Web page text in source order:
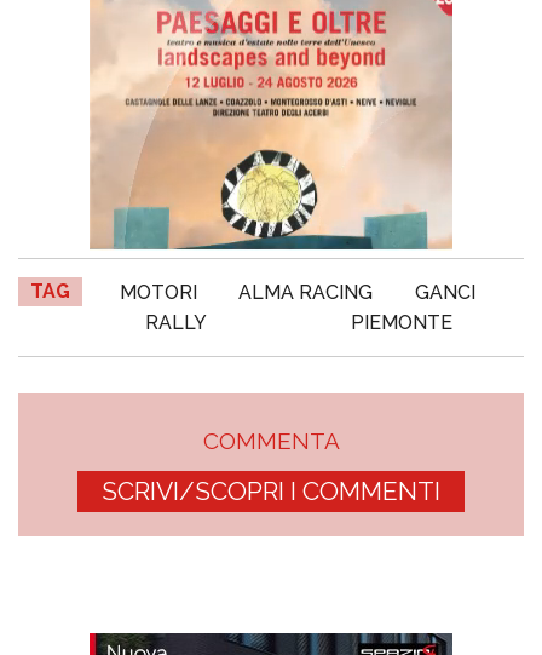
TAG MOTORI ALMA RACING
GANCI
RALLY
PIEMONTE
COMMENTA
SCRIVI/SCOPRI I COMMENTI